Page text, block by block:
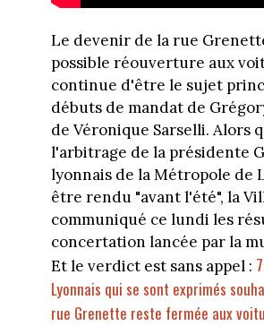
Le devenir de la rue
possible réouverture aux
continue d'être le sujet
débuts de mandat de
de Véronique Sarselli. Alors
l'arbitrage de la présidente
lyonnais de la Métropole de
être rendu "avant l'été", la
communiqué ce lundi les
concertation lancée par la
Et le verdict est sans appel :
Lyonnais qui se sont exprimés
rue Grenette reste fermée aux